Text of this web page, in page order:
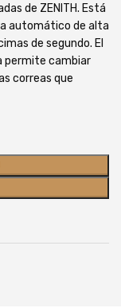
de ZENITH. Está
automático de alta
de segundo. El
permite cambiar
correas que